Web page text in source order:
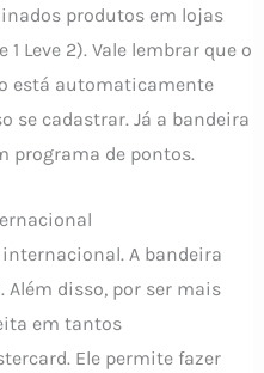
produtos em lojas
Leve 2). Vale lembrar que o
está automaticamente
se cadastrar. Já a bandeira
programa de pontos.
A bandeira
Além disso, por ser mais
em tantos
Ele permite fazer